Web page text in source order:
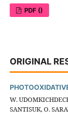
PDF ()
ORIGINAL
W.
SANTISUK, O.